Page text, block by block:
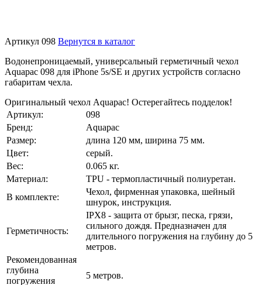
Артикул 098 Вернутся в каталог
Водонепроницаемый, универсальный герметичный чехол
Aquapac 098 для iPhone 5s/SE и других устройств согласно
габаритам чехла.
Оригинальный чехол Aquapac! Остерегайтесь подделок!
Артикул:
098
Бренд:
Aquapac
Размер:
длина 120 мм, ширина 75 мм.
Цвет:
серый.
Вес:
0.065 кг.
Материал:
TPU - термопластичный полиуретан.
В комплекте:
Чехол, фирменная упаковка, шейный
шнурок, инструкция.
Герметичность:
IPX8 - защита от брызг, песка, грязи,
сильного дождя. Предназначен для
длительного погружения на глубину до 5
метров.
Рекомендованная
глубина
погружения
5 метров.